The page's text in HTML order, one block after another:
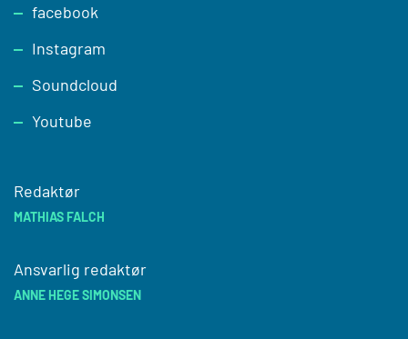
facebook
Instagram
Soundcloud
Youtube
Redaktør
MATHIAS FALCH
Ansvarlig redaktør
ANNE HEGE SIMONSEN